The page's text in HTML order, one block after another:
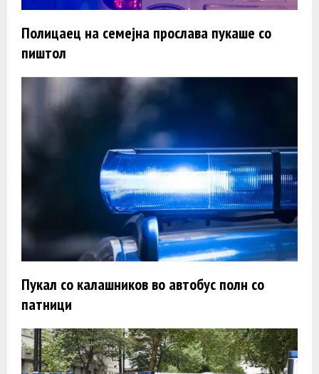
Полицаец на семејна прослава пукаше со
пиштол
Пукал со калашников во автобус полн со
патници